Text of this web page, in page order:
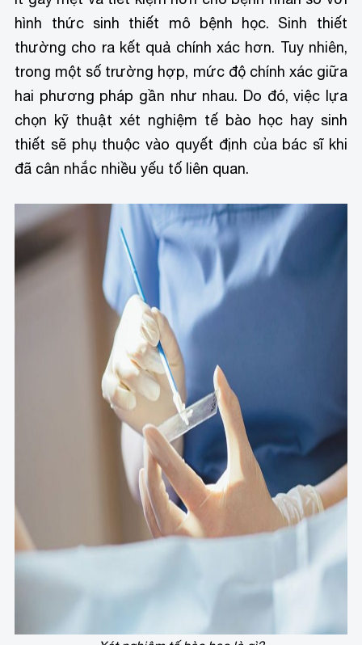
hình thức sinh thiết mô bệnh học. Sinh thiết
thường cho ra kết quả chính xác hơn. Tuy nhiên,
trong một số trường hợp, mức độ chính xác giữa
hai phương pháp gần như nhau. Do đó, việc lựa
chọn kỹ thuật xét nghiệm tế bào học hay sinh
thiết sẽ phụ thuộc vào quyết định của bác sĩ khi
đã cân nhắc nhiều yếu tố liên quan.